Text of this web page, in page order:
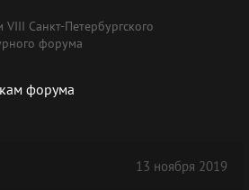
Санкт-Петербургского
форума
форума
13 ноября 2019